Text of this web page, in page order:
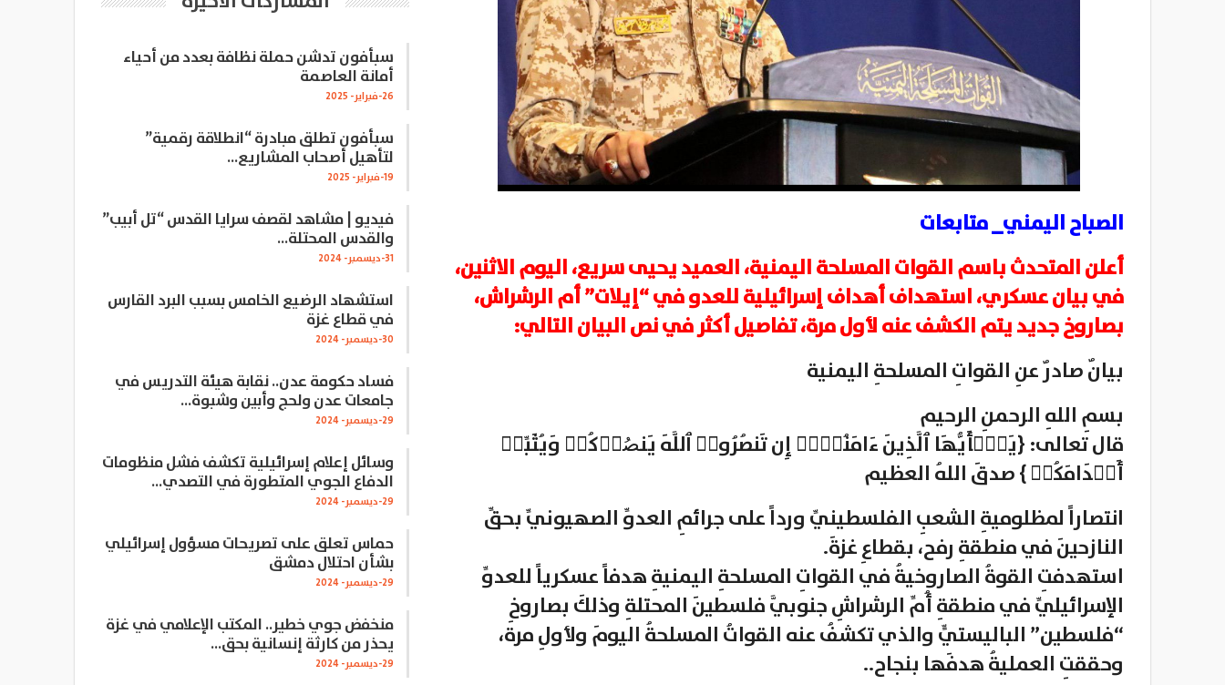
الصباح اليمني_ متابعات
أعلن المتحدث باسم القوات المسلحة اليمنية، العميد يحيى سريع، اليوم الاثنين،
في بيان عسكري، استهداف أهداف إسرائيلية للعدو في “إيلات” أم الرشراش،
بصاروخ جديد يتم الكشف عنه لأول مرة، تفاصيل أكثر في نص البيان التالي:
بيانٌ صادرٌ عنِ القواتِ المسلحةِ اليمنية
بسمِ اللهِ الرحمنِ الرحيم
قال تعالى: {یَـٰۤأَیُّهَا ٱلَّذِینَ ءَامَنُوۤا۟ إِن تَنصُرُوا۟ ٱللَّهَ یَنصُرۡكُمۡ وَیُثَبِّتۡ
أَقۡدَامَكُمۡ } صدقَ اللهُ العظيم
انتصاراً لمظلوميةِ الشعبِ الفلسطينيِّ ورداً على جرائمِ العدوِّ الصهيونيِّ بحقِّ
النازحينَ في منطقةِ رفح، بقطاعِ غزةَ.
استهدفتِ القوةُ الصاروخيةُ في القواتِ المسلحةِ اليمنيةِ هدفاً عسكرياً للعدوِّ
الإسرائيليِّ في منطقةِ أُمِّ الرشراشِ جنوبيَّ فلسطينَ المحتلةِ وذلكَ بصاروخِ
“فلسطين” الباليستيٍّ والذي تكشفُ عنه القواتُ المسلحةُ اليومَ ولأولِ مرة،
وحققتِ العمليةُ هدفَها بنجاح..
سبأفون تدشن حملة نظافة بعدد من أحياء
أمانة العاصمة
26-فبراير- 2025
سبأفون تطلق مبادرة “انطلاقة رقمية”
لتأهيل أصحاب المشاريع…
19-فبراير- 2025
فيديو | مشاهد لقصف سرايا القدس “تل أبيب”
والقدس المحتلة…
31-ديسمبر- 2024
استشهاد الرضيع الخامس بسبب البرد القارس
في قطاع غزة
30-ديسمبر- 2024
فساد حكومة عدن.. نقابة هيئة التدريس في
جامعات عدن ولحج وأبين وشبوة…
29-ديسمبر- 2024
وسائل إعلام إسرائيلية تكشف فشل منظومات
الدفاع الجوي المتطورة في التصدي…
29-ديسمبر- 2024
حماس تعلق على تصريحات مسؤول إسرائيلي
بشأن احتلال دمشق
29-ديسمبر- 2024
منخفض جوي خطير.. المكتب الإعلامي في غزة
يحذر من كارثة إنسانية بحق…
29-ديسمبر- 2024